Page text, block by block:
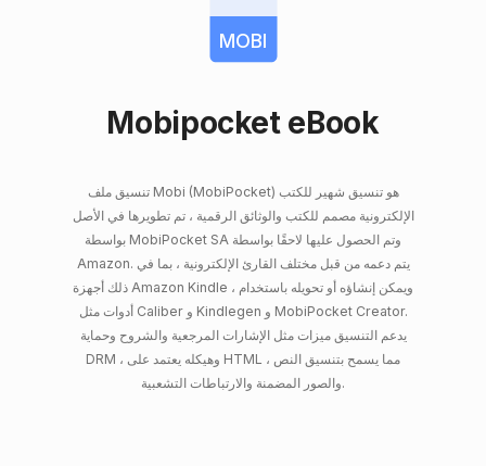
MOBI
Mobipocket eBook
تنسيق ملف Mobi (MobiPocket) هو تنسيق شهير للكتب
الإلكترونية مصمم للكتب والوثائق الرقمية ، تم تطويرها في الأصل
بواسطة MobiPocket SA وتم الحصول عليها لاحقًا بواسطة
Amazon. يتم دعمه من قبل مختلف القارئ الإلكترونية ، بما في
ذلك أجهزة Amazon Kindle ، ويمكن إنشاؤه أو تحويله باستخدام
أدوات مثل Caliber و Kindlegen و MobiPocket Creator.
يدعم التنسيق ميزات مثل الإشارات المرجعية والشروح وحماية
DRM ، وهيكله يعتمد على HTML ، مما يسمح بتنسيق النص
والصور المضمنة والارتباطات التشعبية.